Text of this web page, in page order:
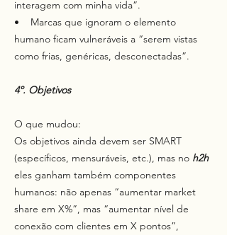
interagem com minha vida”.
• Marcas que ignoram o elemento
humano ficam vulneráveis a “serem vistas
como frias, genéricas, desconectadas”.
4º. Objetivos
O que mudou:
Os objetivos ainda devem ser SMART
(específicos, mensuráveis, etc.), mas no h2h
eles ganham também componentes
humanos: não apenas “aumentar market
share em X%”, mas “aumentar nível de
conexão com clientes em X pontos”,